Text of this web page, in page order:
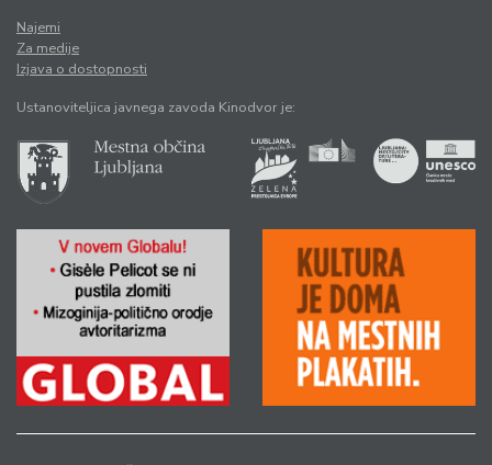
Najemi
Za medije
Izjava o dostopnosti
Ustanoviteljica javnega zavoda Kinodvor je: